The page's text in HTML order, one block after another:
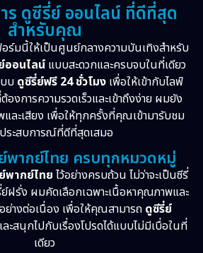
ร ดูซีรี่ย์ ออนไลน์ ที่ดีที่สุด
สำหรับคุณ
มนี้ให้เป็นศูนย์กลางความบันเทิงสำหรับ
ออนไลน์ แบบสะดวกและครบจบในที่เดียว
บ ดูซีรี่ย์ฟรี 24 ชั่วโมง เพื่อให้เข้ากับไลฟ์
งการความรวดเร็วและเข้าถึงง่าย ผมยัง
ละเสียง เพื่อให้ทุกครั้งที่คุณเข้ามารับชม
ระสบการณ์ที่ดีที่สุดเสมอ
พากย์ไทย ครบทุกหมวดหมู่
พากย์ไทย ไว้อย่างครบถ้วน ไม่ว่าจะเป็นซีรี่
ฝรั่ง ผมคัดเลือกเฉพาะเนื้อหาคุณภาพและ
ย่างต่อเนื่อง เพื่อให้คุณสามารถ ดูซีรี่ย์
ะสนุกไปกับเรื่องโปรดได้แบบไม่มีเบื่อในที่
เดียว